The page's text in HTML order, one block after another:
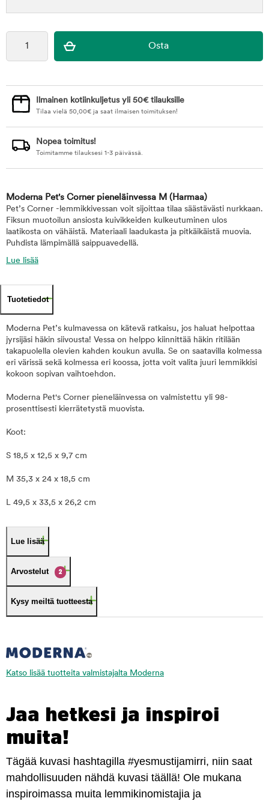
Ilmainen kotiinkuljetus yli 50€ tilauksille
Tilaa vielä 50,00€ ja saat ilmaisen toimituksen!
Nopea toimitus!
Toimitamme tilauksesi 1-3 päivässä.
Moderna Pet's Corner pieneläinvessa M (Harmaa)
Pet’s Corner -lemmikkivessan voit sijoittaa tilaa säästävästi nurkkaan.
Fiksun muotoilun ansiosta kuivikkeiden kulkeutuminen ulos
laatikosta on vähäistä. Materiaali laadukasta ja pitkäikäistä muovia.
Puhdista lämpimällä saippuavedellä.
Lue lisää
Tuotetiedot
Moderna Pet’s kulmavessa on kätevä ratkaisu, jos haluat helpottaa
jyrsijäsi häkin siivousta! Vessa on helppo kiinnittää häkin ritilään
takapuolella olevien kahden koukun avulla. Se on saatavilla kolmessa
eri värissä sekä kolmessa eri koossa, jotta voit valita juuri lemmikkisi
kokoon sopivan vaihtoehdon.
Moderna Pet's Corner pieneläinvessa on valmistettu yli 98-
prosenttisesti kierrätetystä muovista.
Koot:
S 18,5 x 12,5 x 9,7 cm
M 35,3 x 24 x 18,5 cm
L 49,5 x 33,5 x 26,2 cm
Lue lisää
Arvostelut 2
Kysy meiltä tuotteesta
Katso lisää tuotteita valmistajalta Moderna
Jaa hetkesi ja inspiroi
muita!
Tägää kuvasi hashtagilla #yesmustijamirri, niin saat
mahdollisuuden nähdä kuvasi täällä! Ole mukana
inspiroimassa muita lemmikinomistajia ja